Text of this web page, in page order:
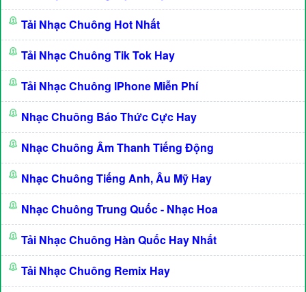
Tải Nhạc Chuông Hot Nhất
Tải Nhạc Chuông Tik Tok Hay
Tải Nhạc Chuông IPhone Miễn Phí
Nhạc Chuông Báo Thức Cực Hay
Nhạc Chuông Âm Thanh Tiếng Động
Nhạc Chuông Tiếng Anh, Âu Mỹ Hay
Nhạc Chuông Trung Quốc - Nhạc Hoa
Tải Nhạc Chuông Hàn Quốc Hay Nhất
Tải Nhạc Chuông Remix Hay